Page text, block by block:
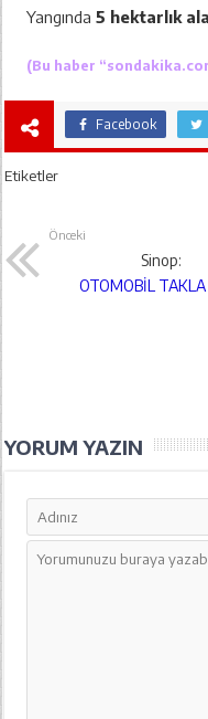
Yangında5 hektarlık
(Bu haber “
Facebook
Etiketler
Önceki
Sinop:
OTOMOBİL TAKLA
YORUM YAZIN